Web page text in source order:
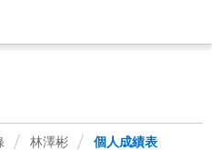
林澤彬 個人成績表